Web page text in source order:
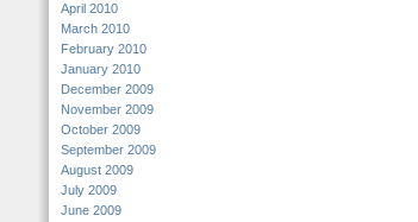
April 2010
March 2010
February 2010
January 2010
December 2009
November 2009
October 2009
September 2009
August 2009
July 2009
June 2009